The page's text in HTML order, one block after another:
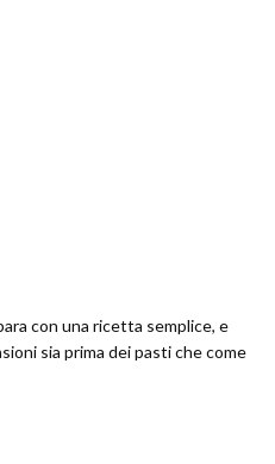
con una ricetta semplice, e
sia prima dei pasti che come